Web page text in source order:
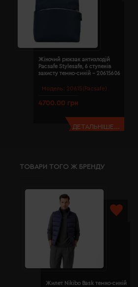
Модель: 20615(Pacsafe)
Жіночий рюкзак антизлодій
Pacsafe Stylesafe, 6 ступенів
захисту темно-синій - 20615606
4700.00 грн
ДЕТАЛЬНІШЕ...
ТОВАРИ ТОГО Ж БРЕНДУ
Жилет Nikibo Bask темно-синій